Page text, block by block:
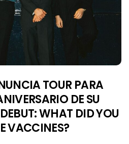
TOUR PARA
DE SU
WHAT DID YOU
VACCINES?